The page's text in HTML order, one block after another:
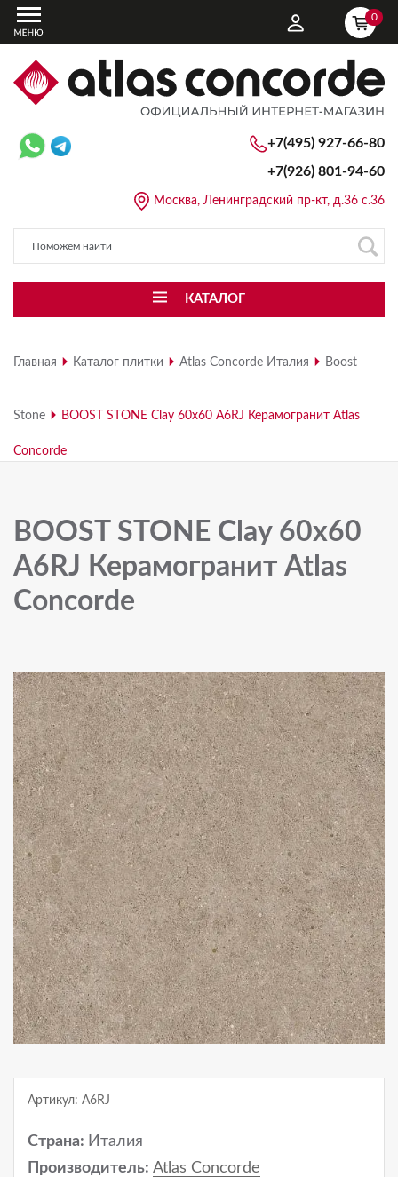
0
Москва, Ленинградский пр-кт, д.36 с.36
КАТАЛОГ
+7(495) 927-66-80
+7(926) 801-94-60
Главная Каталог плитки Atlas Concorde Италия Boost
Stone BOOST STONE Clay 60x60 A6RJ Керамогранит Atlas
Concorde
BOOST STONE Clay 60x60
A6RJ Керамогранит Atlas
Concorde
Артикул: A6RJ
Страна: Италия
Производитель: Atlas Concorde